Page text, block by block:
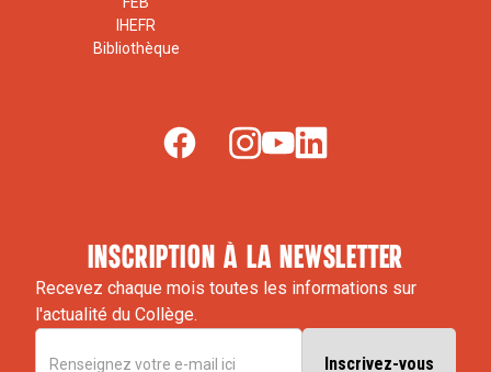
IHEFR
Bibliothèque
inscription à la newsletter
Recevez chaque mois toutes les informations sur
l'actualité du Collège.